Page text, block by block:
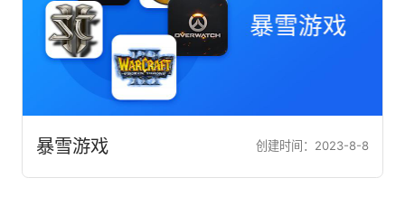
暴雪游戏 创建时间：2023-8-8